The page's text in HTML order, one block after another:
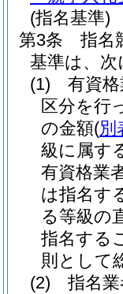
(指名基準)
第3条
指名
基準は、
(1)
有資
区分を行
の金額(別
級に属す
有資格業
は指名す
る等級の
指名する
則として
(2)
指名